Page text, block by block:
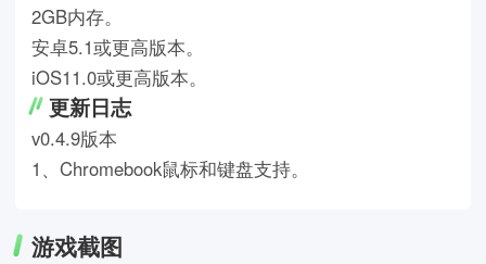
2GB内存。
安卓5.1或更高版本。
iOS11.0或更高版本。
更新日志
v0.4.9版本
1、Chromebook鼠标和键盘支持。
游戏截图